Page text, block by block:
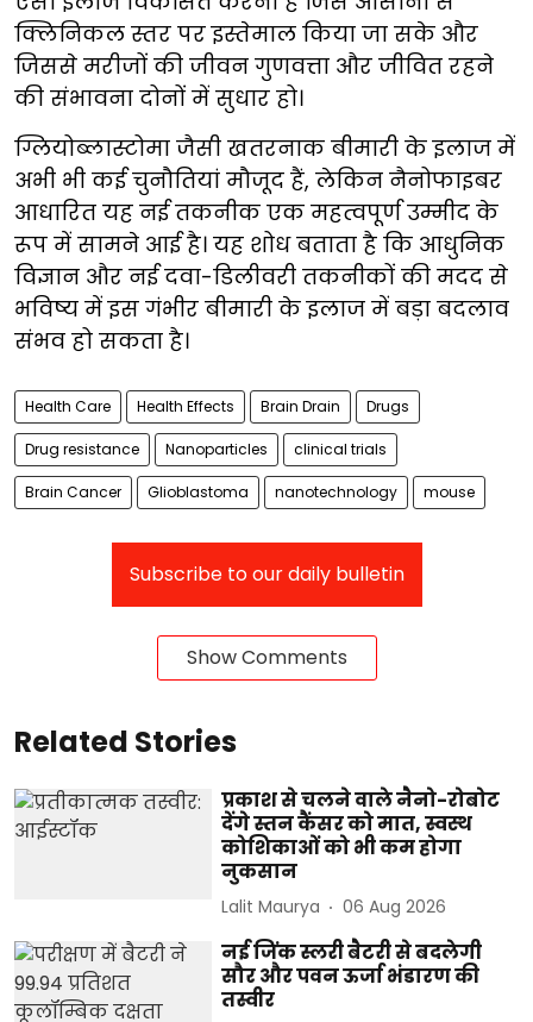
क्लिनिकल स्तर पर इस्तेमाल किया जा सके और
जिससे मरीजों की जीवन गुणवत्ता और जीवित रहने
की संभावना दोनों में सुधार हो।
ग्लियोब्लास्टोमा जैसी खतरनाक बीमारी के इलाज में
अभी भी कई चुनौतियां मौजूद हैं, लेकिन नैनोफाइबर
आधारित यह नई तकनीक एक महत्वपूर्ण उम्मीद के
रूप में सामने आई है। यह शोध बताता है कि आधुनिक
विज्ञान और नई दवा-डिलीवरी तकनीकों की मदद से
भविष्य में इस गंभीर बीमारी के इलाज में बड़ा बदलाव
संभव हो सकता है।
Health Care Health Effects Brain Drain Drugs
Drug resistance Nanoparticles clinical trials
Brain Cancer Glioblastoma nanotechnology mouse
Subscribe to our daily bulletin
Show Comments
Related Stories
प्रकाश से चलने वाले नैनो-रोबोट
देंगे स्तन कैंसर को मात, स्वस्थ
कोशिकाओं को भी कम होगा
नुकसान
Lalit Maurya 06 Aug 2026
नई जिंक स्लरी बैटरी से बदलेगी
सौर और पवन ऊर्जा भंडारण की
तस्वीर